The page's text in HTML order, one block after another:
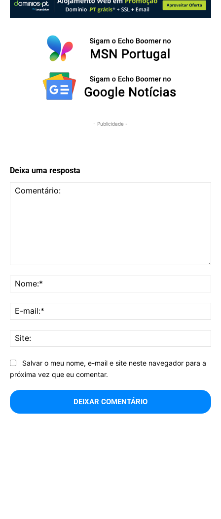
- Publicidade -
Deixa uma resposta
Salvar o meu nome, e-mail e site neste navegador para a
próxima vez que eu comentar.